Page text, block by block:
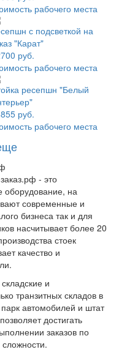
рабочего места
с подсветкой на
"Карат"
руб.
рабочего места
ресепшн "Белый
руб.
рабочего места
- это
оборудование, на
современные и
бизнеса так и для
насчитывает более 20
стоек
качество и
и
транзитных складов в
автомобилей и штат
достигать
заказов по